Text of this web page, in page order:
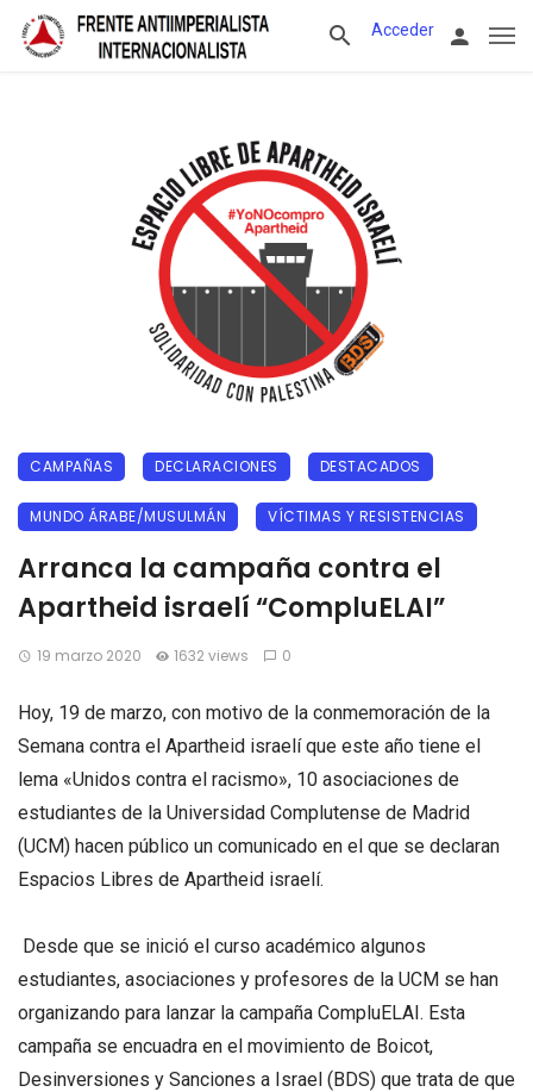
Acceder
CAMPAÑAS DECLARACIONES DESTACADOS
MUNDO ÁRABE/MUSULMÁN VÍCTIMAS Y RESISTENCIAS
Arranca la campaña contra el
Apartheid israelí “CompluELAI”
19 marzo 2020 1632 views 0
Hoy, 19 de marzo, con motivo de la conmemoración de la
Semana contra el Apartheid israelí que este año tiene el
lema «Unidos contra el racismo», 10 asociaciones de
estudiantes de la Universidad Complutense de Madrid
(UCM) hacen público un comunicado en el que se declaran
Espacios Libres de Apartheid israelí.
Desde que se inició el curso académico algunos
estudiantes, asociaciones y profesores de la UCM se han
organizando para lanzar la campaña CompluELAI. Esta
campaña se encuadra en el movimiento de Boicot,
Desinversiones y Sanciones a Israel (BDS) que trata de que